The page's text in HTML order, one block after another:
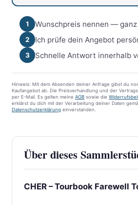
1 Wunschpreis nennen —
2 Ich prüfe dein Angebot
3 Schnelle Antwort innerhalb
Hinweis: Mit dem Absenden deiner Anfrage gibst du
Kaufangebot ab. Die Preisverhandlung und der
per E-Mail. Es gelten meine AGB sowie die
erklärst du dich mit der Verarbeitung deiner Daten
Datenschutzerklärung einverstanden.
Über dieses
CHER – Tourbook Farewell